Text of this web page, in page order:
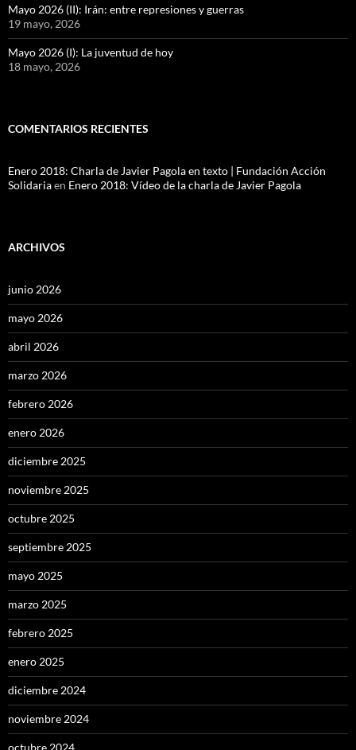
Mayo 2026 (II): Irán: entre represiones y guerras
19 mayo, 2026
Mayo 2026 (I): La juventud de hoy
18 mayo, 2026
COMENTARIOS RECIENTES
Enero 2018: Charla de Javier Pagola en texto | Fundación Acción
Solidariaen Enero 2018: Vídeo de la charla de Javier Pagola
ARCHIVOS
junio 2026
mayo 2026
abril 2026
marzo 2026
febrero 2026
enero 2026
diciembre 2025
noviembre 2025
octubre 2025
septiembre 2025
mayo 2025
marzo 2025
febrero 2025
enero 2025
diciembre 2024
noviembre 2024